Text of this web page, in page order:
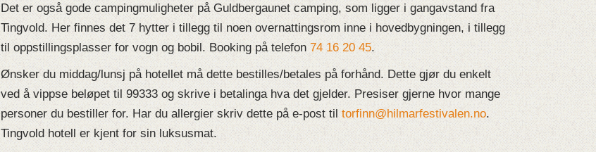
Det er også gode campingmuligheter på Guldbergaunet camping, som ligger i gangavstand fra
Tingvold. Her finnes det 7 hytter i tillegg til noen overnattingsrom inne i hovedbygningen, i tillegg
til oppstillingsplasser for vogn og bobil. Booking på telefon 74 16 20 45.
Ønsker du middag/lunsj på hotellet må dette bestilles/betales på forhånd. Dette gjør du enkelt
ved å vippse beløpet til 99333 og skrive i betalinga hva det gjelder. Presiser gjerne hvor mange
personer du bestiller for. Har du allergier skriv dette på e-post til torfinn@hilmarfestivalen.no.
Tingvold hotell er kjent for sin luksusmat.